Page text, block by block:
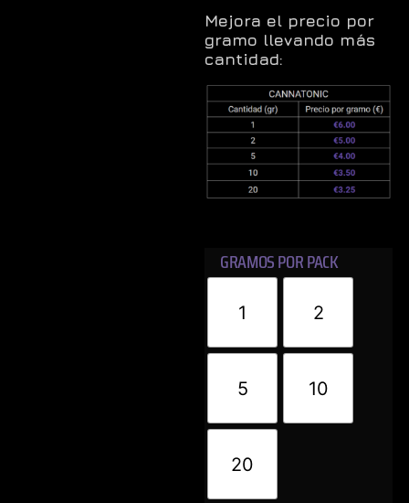
Mejora el precio por
gramo llevando más
cantidad:
GRAMOS POR PACK
1 2
5 10
20